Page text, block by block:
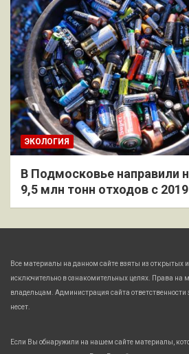
ЭКОЛОГИЯ
В Подмосковье направили
9,5 млн тонн отходов с
Все материалы на данном сайте взяты из открытых
исключительно в ознакомительных целях. Права на
владельцам. Администрация сайта
несет.
Если Вы обнаружили на нашем сайте материалы,